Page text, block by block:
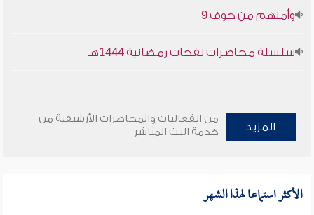
وأمنهم من خوف 9
سلسلة محاضرات نفحات رمضانية 1444هـ
المزيد
من الفعاليات والمحاضرات الأرشيفية من
خدمة البث المباشر
الأكثر استماعا لهذا الشهر